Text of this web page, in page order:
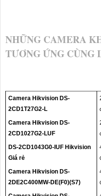
NHỮNG CAMERA
TƯƠNG ỨNG CÙNG
Camera Hikvision DS-
2CD1T27G2-L
Camera Hikvision DS-
2CD1027G2-LUF
DS-2CD1043G0-IUF Hikvision
Giá rẻ
Camera Hikvision DS-
2DE2C400MW-DE(F0)(S7)